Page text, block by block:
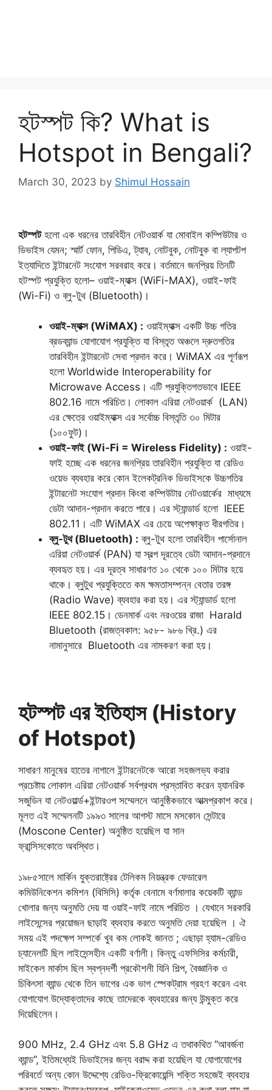
হটস্পট কি? What is
Hotspot in Bengali?
March 30, 2023 by Shimul Hossain
হটস্পটহলো এক ধরনের তারবিহীন নেটওয়ার্ক যা মোবাইল কম্পিউটার ও
ডিভাইস যেমন; স্মার্ট ফোন, পিডিএ, ট্যাব, নোটবুক, নোটবুক বা ল্যাপটপ
ইত্যাদিতে ইন্টারনেট সংযোগ সরবরাহ করে। বর্তমানে জনপ্রিয় তিনটি
হটস্পট প্রযুক্তি হলো– ওয়াই-ম্যাক্স (WiFi-MAX), ওয়াই-ফাই
(Wi-Fi) ও ব্লু-টুথ (Bluetooth)।
ওয়াই-ম্যাক্স (WiMAX) : ওয়াইম্যাক্স একটি উচ্চ গতির
ব্রডব্যান্ড যোগাযোগ প্রযুক্তি যা বিস্তৃত অঞ্চলে দ্রুতগতির
তারবিহীন ইন্টারনেট সেবা প্রদান করে। WiMAX এর পূর্ণরূপ
হলো Worldwide Interoperability for
Microwave Access। এটি প্রযুক্তিগতভাবে IEEE
802.16 নামে পরিচিত। লোকাল এরিয়া নেটওয়ার্ক (LAN)
এর ক্ষেত্রে ওয়াইম্যাক্স এর সর্বোচ্চ বিস্তৃতি ৩০ মিটার
(১০০ফুট)।
ওয়াই-ফাই (Wi-Fi = Wireless Fidelity) : ওয়াই-
ফাই হচ্ছে এক ধরনের জনপ্রিয় তারবিহীন প্রযুক্তি যা রেডিও
ওয়েভ ব্যবহার করে কোন ইলেকট্রনিক ডিভাইসকে উচ্চগতির
ইন্টারনেট সংযোগ প্রদান কিংবা কম্পিউটার নেটওয়ার্কের মাধ্যমে
ডেটা আদান-প্রদান করতে পারে। এর স্ট্যান্ডার্ড হলো IEEE
802.11। এটি WiMAX এর চেয়ে অপেক্ষাকৃত ধীরগতির।
ব্লু-টুথ (Bluetooth) : ব্লু-টুথ হলো তারবিহীন পার্সোনাল
এরিয়া নেটওয়ার্ক (PAN) যা স্বল্প দূরত্বে ডেটা আদান-প্রদানে
ব্যবহৃত হয়। এর দূরত্ব সাধারণত ১০ থেকে ১০০ মিটার হয়ে
থাকে। ব্লুটুথ প্রযুক্তিতে কম ক্ষমতাসম্পন্ন বেতার তরঙ্গ
(Radio Wave) ব্যবহার করা হয়। এর স্ট্যান্ডার্ড হলো
IEEE 802.15। ডেনমার্ক এবং নরওয়ের রাজা HaraId
Bluetooth (রাজত্বকাল: ৯৫৮- ৯৮৬ খ্রি.) এর
নামানুসারে Bluetooth এর নামকরণ করা হয়।
হটস্পট এর ইতিহাস (History
of Hotspot)
সাধারণ মানুষের হাতের নাগালে ইন্টারনেটকে আরো সহজলভ্য করার
প্রচেষ্টায় লোকাল এরিয়া নেটওয়ার্ক সর্বপ্রথম প্রস্তাবিত করেন হ্যানরিক
সজুডিন যা নেটওয়ার্ল্ড+ইন্টারওপ সম্মেলনে আনুষ্ঠিকভাবে আত্মপ্রকাশ করে।
মূলত এই সম্মেলনটি ১৯৯৩ সালের আগস্ট মাসে মসকোন সেন্টারে
(Moscone Center) অনুষ্ঠিত হয়েছিল যা সান
ফ্রান্সিসকোতে অবস্থিত।
১৯৮৫সালে মার্কিন যুক্তরাষ্ট্রের টেলিকম নিয়ন্ত্রক ফেডারেল
কমিউনিকেশন কমিশন (বিসিসি) কর্তৃক বেনামে বর্ণমালার কয়েকটি ব্যান্ড
খোলার জন্য অনুমতি দেয় যা ওয়াই-ফাই নামে পরিচিত । যেখানে সরকারি
লাইসেন্সের প্রয়োজন ছাড়াই ব্যবহার করতে অনুমতি দেয়া হয়েছিল । ঐ
সময় এই পদক্ষেপ সম্পর্কে খুব কম লোকই জানত ; এছাড়া হ্যাম-রেডিও
চ্যানেলটি ছিল লাইসেন্সহীন একটি বর্ণালী। কিন্তু এফসিসির কর্মচারী,
মাইকেল মার্কাস ছিল স্বপ্নদর্শী প্রকৌশলী যিনি শিল্প, বৈজ্ঞানিক ও
চিকিৎসা ব্যান্ড থেকে তিন ভাগের এক ভাগ স্পেকট্রাম গ্রহণ করেন এবং
যোগাযোগ উদ্যোক্তাদের কাছে তাদেরকে ব্যবহারের জন্য উন্মুক্ত করে
দিয়েছিলেন।
900 MHz, 2.4 GHz এবং 5.8 GHz এ তথাকথিত “আবর্জনা
ব্যান্ড”, ইতিমধ্যেই ডিভাইসের জন্য বরাদ্দ করা হয়েছিল যা যোগাযোগের
পরিবর্তে অন্য কোন উদ্দেশ্যে রেডিও-ফ্রিকোয়েন্সি শক্তি সহজেই ব্যবহার